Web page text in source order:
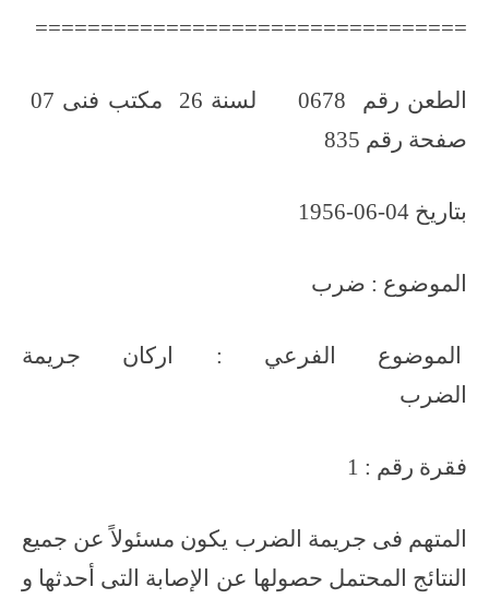
=================================
صفحة رقم 835
بتاريخ 04-06-1956
الموضوع : ضرب
الموضوع الفرعي : اركان جريمة
الضرب
فقرة رقم : 1
المتهم فى جريمة الضرب يكون مسئولاً عن جميع
النتائج المحتمل حصولها عن الإصابة التى أحدثها و